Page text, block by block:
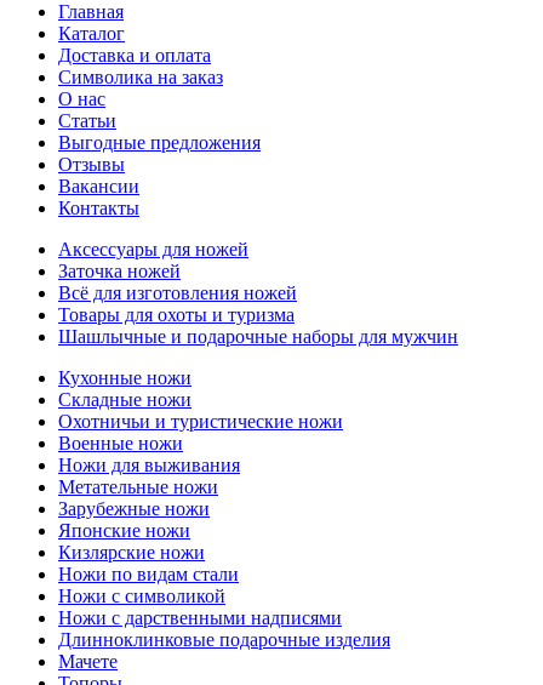
Главная
Каталог
Доставка и оплата
Символика на заказ
О нас
Статьи
Выгодные предложения
Отзывы
Вакансии
Контакты
Аксессуары для ножей
Заточка ножей
Всё для изготовления ножей
Товары для охоты и туризма
Шашлычные и подарочные наборы для мужчин
Кухонные ножи
Складные ножи
Охотничьи и туристические ножи
Военные ножи
Ножи для выживания
Метательные ножи
Зарубежные ножи
Японские ножи
Кизлярские ножи
Ножи по видам стали
Ножи с символикой
Ножи с дарственными надписями
Длинноклинковые подарочные изделия
Мачете